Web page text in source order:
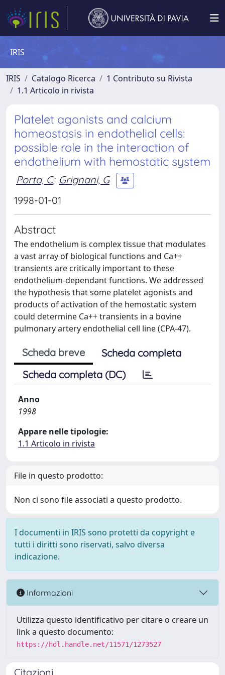
IRIS
IRIS Catalogo Ricerca
1 Contributo su Rivista
1.1 Articolo in rivista
Platelet agonists and calcium
homeostasis in endothelial cells:
possible role in the interaction of
endothelium with hemostatic system
Porta, C; Grignani, G
1998-01-01
Abstract
The endothelium is complex tissue that modulates
a vast array of biological functions and Ca++
transients are critically important to these
endothelium-dependant functions. We addressed
the hypothesis that some platelet agonists and
products of activation of the hemostatic system
could determine Ca++ transients in a bovine
pulmonary artery endothelial cell line (CPA-47).
Scheda breve
Scheda completa
Scheda completa (DC)
Anno
1998
Appare nelle tipologie:
1.1 Articolo in rivista
File in questo prodotto:
Non ci sono file associati a questo prodotto.
I documenti in IRIS sono protetti da copyright e
tutti i diritti sono riservati, salvo diversa
indicazione.
Informazioni
Utilizza questo identificativo per citare o creare un
link a questo documento:
https://hdl.handle.net/11571/1273527
Citazioni